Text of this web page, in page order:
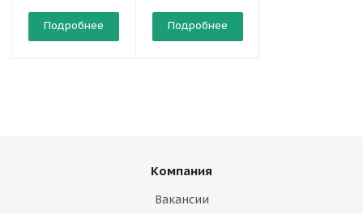
Подробнее Подробнее
Компания
Вакансии